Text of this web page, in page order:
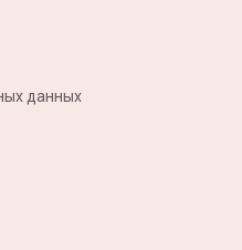
данных